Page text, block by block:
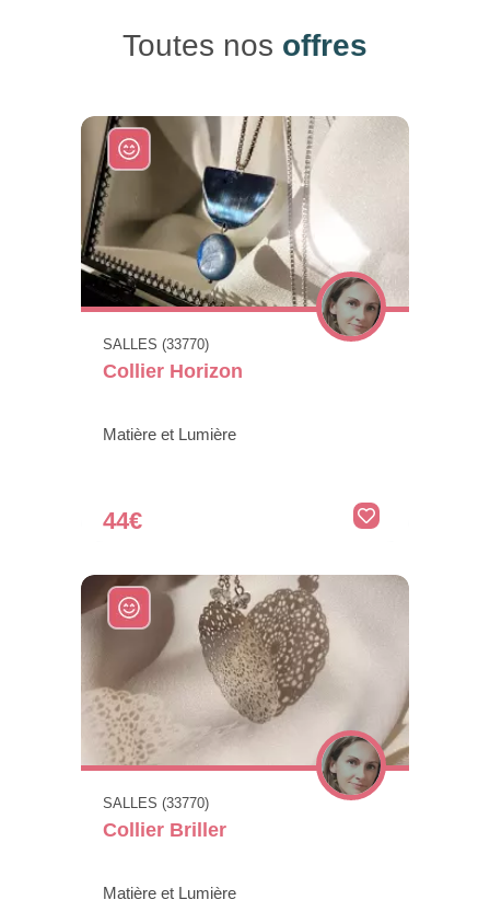
Toutes nos offres
SALLES (33770)
Collier Horizon
Matière et Lumière
44€
SALLES (33770)
Collier Briller
Matière et Lumière